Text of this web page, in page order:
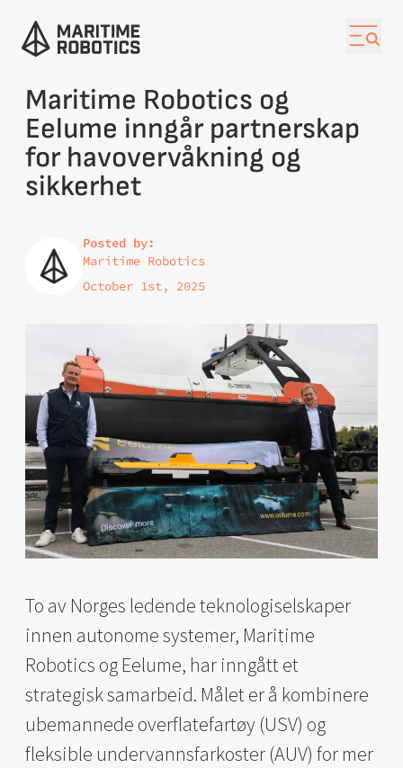
Maritime Robotics og
Eelume inngår partnerskap
for havovervåkning og
sikkerhet
To av Norges ledende teknologiselskaper
innen autonome systemer, Maritime
Robotics og Eelume, har inngått et
strategisk samarbeid. Målet er å kombinere
ubemannede overflatefartøy (USV) og
fleksible undervannsfarkoster (AUV) for mer
Posted by:
Maritime Robotics
October 1st, 2025